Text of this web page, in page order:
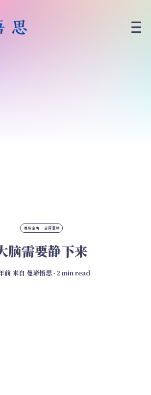
曼谛金句 · 言简意赅
脑需要静下来
年前来自 曼谛悟思∙ 2 min read